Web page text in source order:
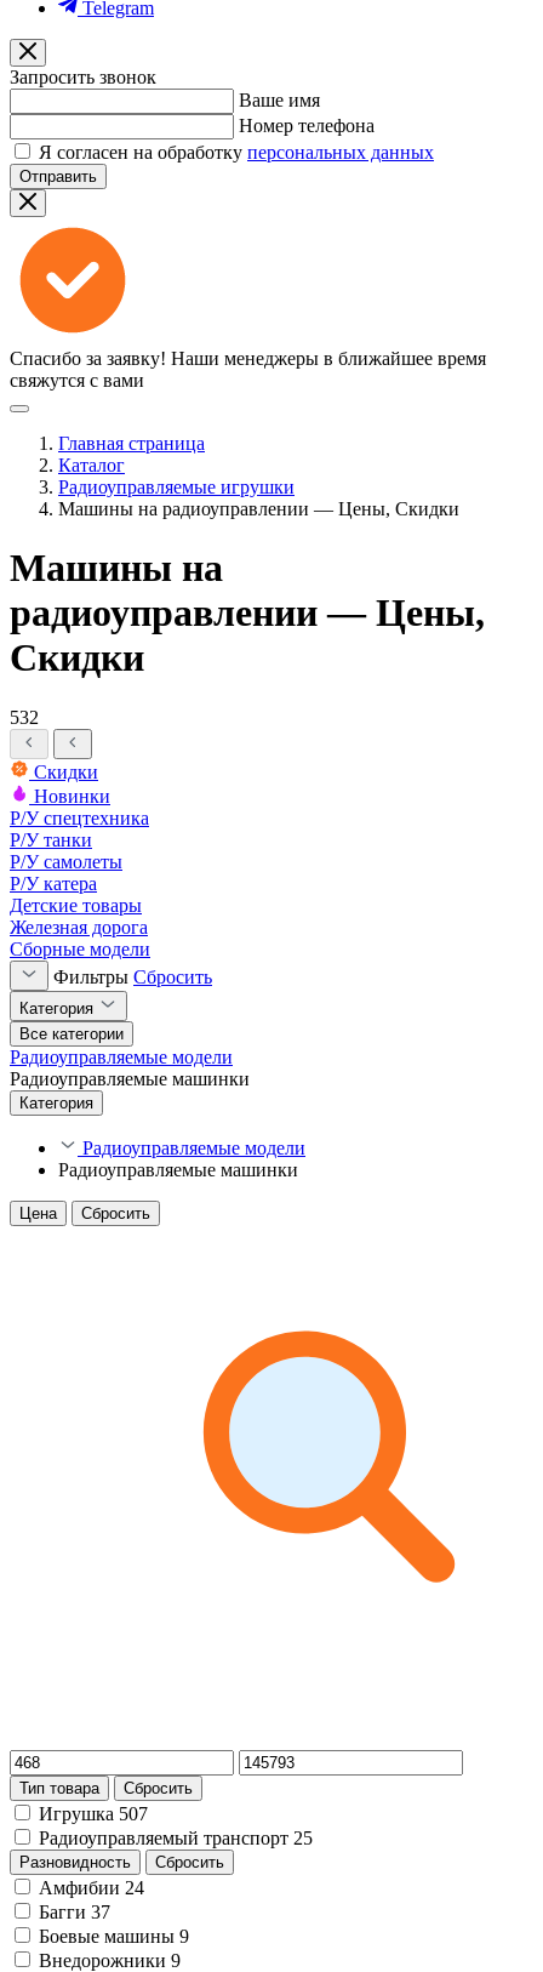
Telegram
Запросить звонок
Ваше имя
Номер телефона
Я согласен на обработку персональных данных
Отправить
Спасибо за заявку! Наши менеджеры в ближайшее время
свяжутся с вами
Главная страница
Каталог
Радиоуправляемые игрушки
Машины на радиоуправлении — Цены, Скидки
Машины на
радиоуправлении — Цены,
Скидки
532
Скидки
Новинки
Р/У спецтехника
Р/У танки
Р/У самолеты
Р/У катера
Детские товары
Железная дорога
Сборные модели
Фильтры Сбросить
Категория
Все категории
Радиоуправляемые модели
Радиоуправляемые машинки
Категория
Радиоуправляемые модели
Радиоуправляемые машинки
Цена Сбросить
Тип товара Сбросить
Игрушка 507
Радиоуправляемый транспорт 25
Разновидность Сбросить
Амфибии 24
Багги 37
Боевые машины 9
Внедорожники 9